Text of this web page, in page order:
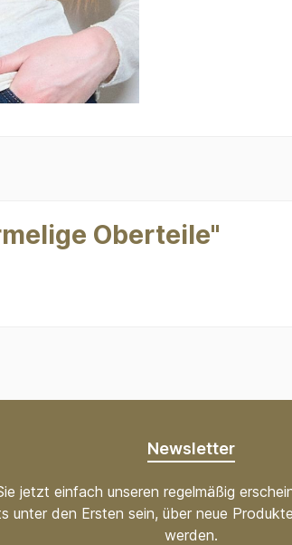
Oberteile"
Newsletter
jetzt einfach unseren regelmäßig
unter den Ersten sein, über neue
werden.